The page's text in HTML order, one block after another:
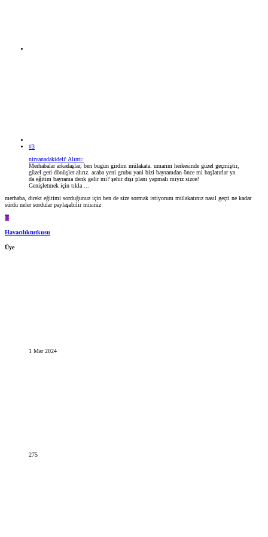
#3
nirvanadakideli' Alıntı:
Merhabalar arkadaşlar, ben bugün girdim mülakata. umarım herkesinde güzel geçmiştir,
güzel geri dönüşler alırız. acaba yeni grubu yani bizi bayramdan önce mi başlatırlar ya
da eğitim bayrama denk gelir mi? şehir dışı planı yapmalı mıyız sizce?
Genişletmek için tıkla ...
merhaba, direkt eğitimi sorduğunuz için ben de size sormak istiyorum mülakatınız nasıl geçti ne kadar
sürdü neler sordular paylaşabilir misiniz
H
Havacılıktutkusu
Üye
1 Mar 2024
275